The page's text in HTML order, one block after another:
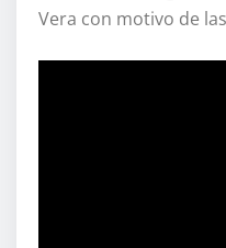
Vera con motivo de